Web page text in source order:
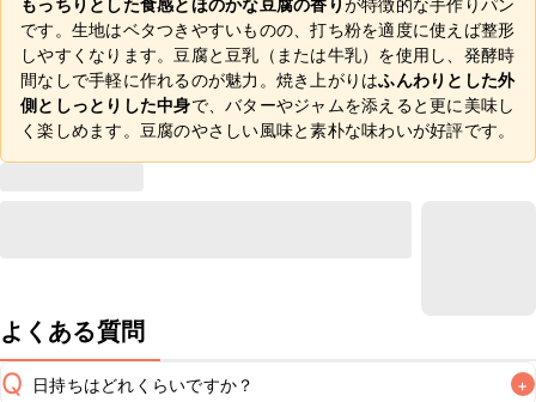
もっちりとした食感とほのかな豆腐の香りが特徴的な手作りパン
です。生地はベタつきやすいものの、打ち粉を適度に使えば整形
しやすくなります。豆腐と豆乳（または牛乳）を使用し、発酵時
間なしで手軽に作れるのが魅力。焼き上がりはふんわりとした外
側としっとりした中身で、バターやジャムを添えると更に美味し
く楽しめます。豆腐のやさしい風味と素朴な味わいが好評です。
よくある質問
Q 日持ちはどれくらいですか？ +